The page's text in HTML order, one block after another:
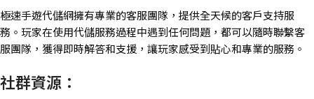
極速手遊代儲網擁有專業的客服團隊，提供全天候的客戶支持服
務。玩家在使用代儲服務過程中遇到任何問題，都可以隨時聯繫客
服團隊，獲得即時解答和支援，讓玩家感受到貼心和專業的服務。
社群資源：